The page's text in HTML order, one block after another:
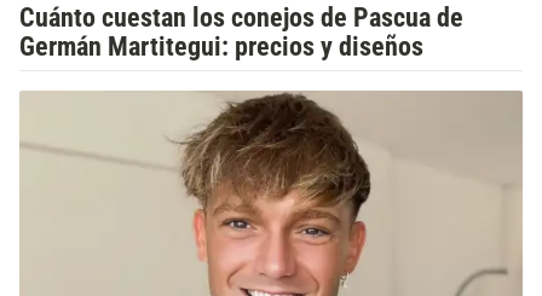
Cuánto cuestan los conejos de Pascua de
Germán Martitegui: precios y diseños